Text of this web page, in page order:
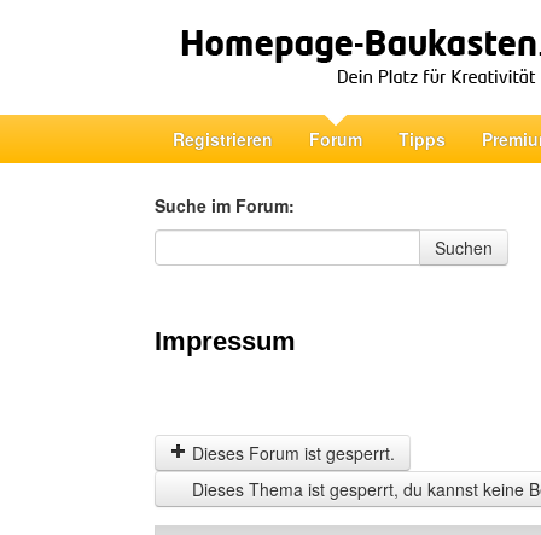
Registrieren Forum Tipps
Suche im Forum:
Suche im Forum
Suchen
Impressum
Dieses Forum ist gesperrt.
Dieses Thema ist gesperrt, du kannst keine